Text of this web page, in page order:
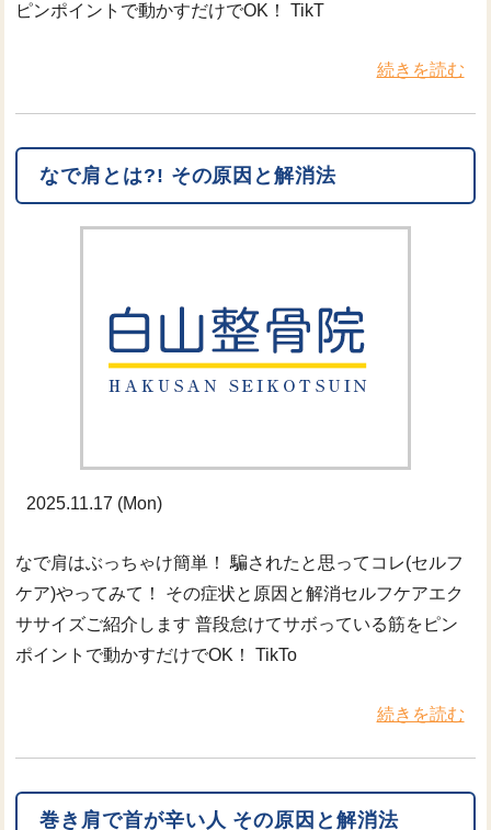
ピンポイントで動かすだけでOK！ TikT
続きを読む
なで肩とは?! その原因と解消法
2025.11.17 (Mon)
なで肩はぶっちゃけ簡単！ 騙されたと思ってコレ(セルフ
ケア)やってみて！ その症状と原因と解消セルフケアエク
ササイズご紹介します 普段怠けてサボっている筋をピン
ポイントで動かすだけでOK！ TikTo
続きを読む
巻き肩で首が辛い人 その原因と解消法